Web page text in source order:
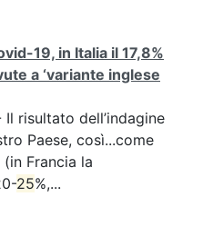
19, in Italia il 17,8%
a ‘variante inglese
Il risultato dell’indagine
Paese, così...come
(in Francia la
25%,...